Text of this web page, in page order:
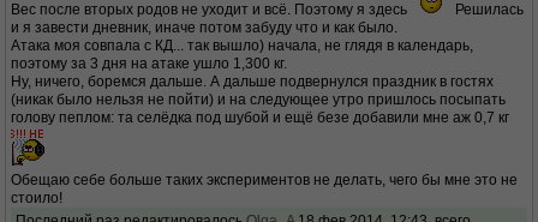
Вес после вторых родов не уходит и всё. Поэтому я здесь
Решилась
и я завести дневник, иначе потом забуду что и как было.
Атака моя совпала с КД... так вышло) начала, не глядя в календарь,
поэтому за 3 дня на атаке ушло 1,300 кг.
Ну, ничего, боремся дальше. А дальше подвернулся праздник в гостях
(никак было нельзя не пойти) и на следующее утро пришлось посыпать
голову пеплом: та селёдка под шубой и ещё безе добавили мне аж 0,7 кг
Обещаю себе больше таких экспериментов не делать, чего бы мне это не
стоило!